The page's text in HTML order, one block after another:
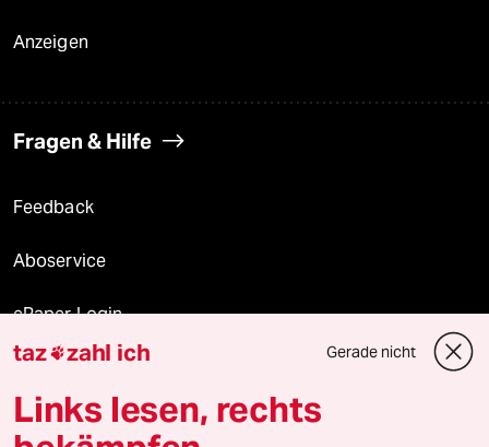
Anzeigen
Fragen & Hilfe
Feedback
Aboservice
ePaper Login
Downloads für Abonnierende
taz zahl ich Gerade nicht
Links lesen, rechts